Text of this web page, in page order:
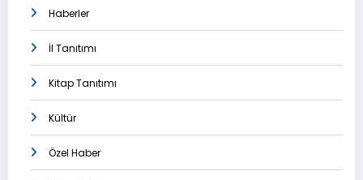
Haberler
İl Tanıtımı
Kitap Tanıtımı
Kültür
Özel Haber